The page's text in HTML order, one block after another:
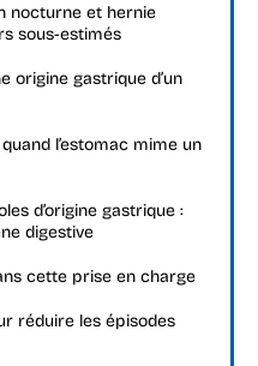
nocturne et hernie
sous-estimés
origine gastrique d’un
l’estomac mime un
d’origine gastrique :
digestive
cette prise en charge
réduire les épisodes